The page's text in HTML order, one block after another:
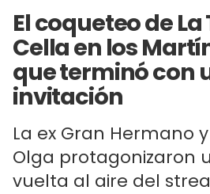
El coqueteo de La
Cella en los
que terminó con
invitación
La ex Gran Hermano
Olga protagonizaron
vuelta al aire del